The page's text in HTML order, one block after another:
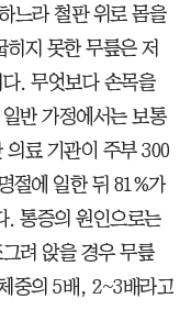
느라 철판 위로 몸을
지 못한 무릎은 저
. 무엇보다 손목을
반 가정에서는 보통
료 기관이 주부 300
절에 일한 뒤 81%가
. 통증의 원인으로는
려 앉을 경우 무릎
중의 5배, 2~3배라고